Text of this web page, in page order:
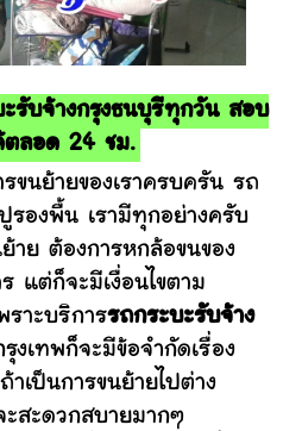
ะรับจ้างกรุงธนบุรีทุกวัน สอบ
ตลอด 24 ชม.
ยของเราครบครัน รถ
รองพื้น เรามีทุกอย่างครับ
าย ต้องการหกล้อขนของ
แต่ก็จะมีเงื่อนไขตาม
ราะบริการรถกระบะรับจ้าง
รุงเทพก็จะมีข้อจำกัดเรื่อง
เป็นการขนย้ายไปต่าง
สะดวกสบายมากๆ